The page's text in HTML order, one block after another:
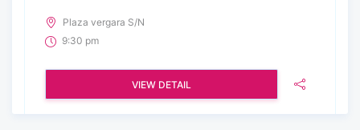
Plaza vergara S/N
9:30 pm
VIEW DETAIL